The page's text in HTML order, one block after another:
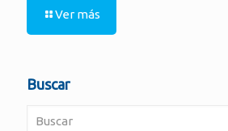
Ver más
Buscar